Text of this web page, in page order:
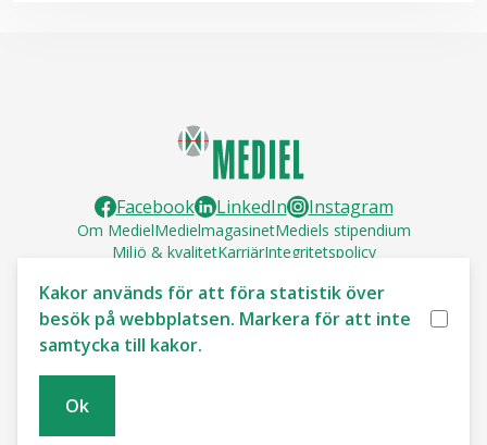
Facebook LinkedIn Instagram
Om MedielMedielmagasinetMediels stipendium
Miljö & kvalitetKarriärIntegritetspolicy
VÄXEL
031-706 83 00
SUPPORT
031-706 83 23
SKRIV
Kakor används för att föra statistik över
besök på webbplatsen. Markera för att inte
samtycka till kakor.
Ok